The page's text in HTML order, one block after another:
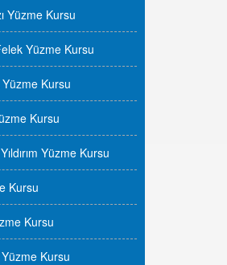
Yüzme Kursu
Yüzme Kursu
Yüzme Kursu
Kursu
Yüzme Kursu
Kursu
Kursu
Kursu